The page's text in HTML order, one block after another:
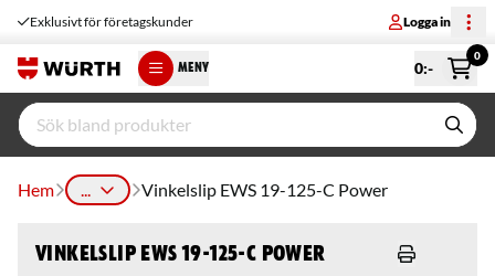
Exklusivt för företagskunder Logga in
MENY 0:-
0
Hem ... Vinkelslip EWS 19-125-C Power
Vinkelslip EWS 19-125-C Power